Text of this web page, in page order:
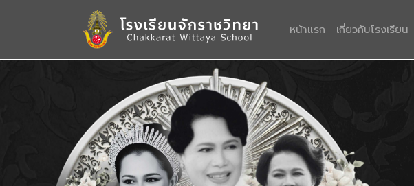
หน้าแรก (current)
เกี่ยวกับโรงเรียน